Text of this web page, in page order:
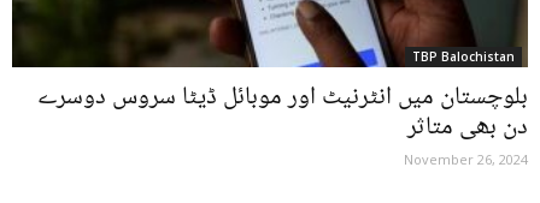
TBP Balochistan
بلوچستان میں انٹرنیٹ اور موبائل ڈیٹا سروس دوسرے
دن بھی متاثر
November 26, 2024